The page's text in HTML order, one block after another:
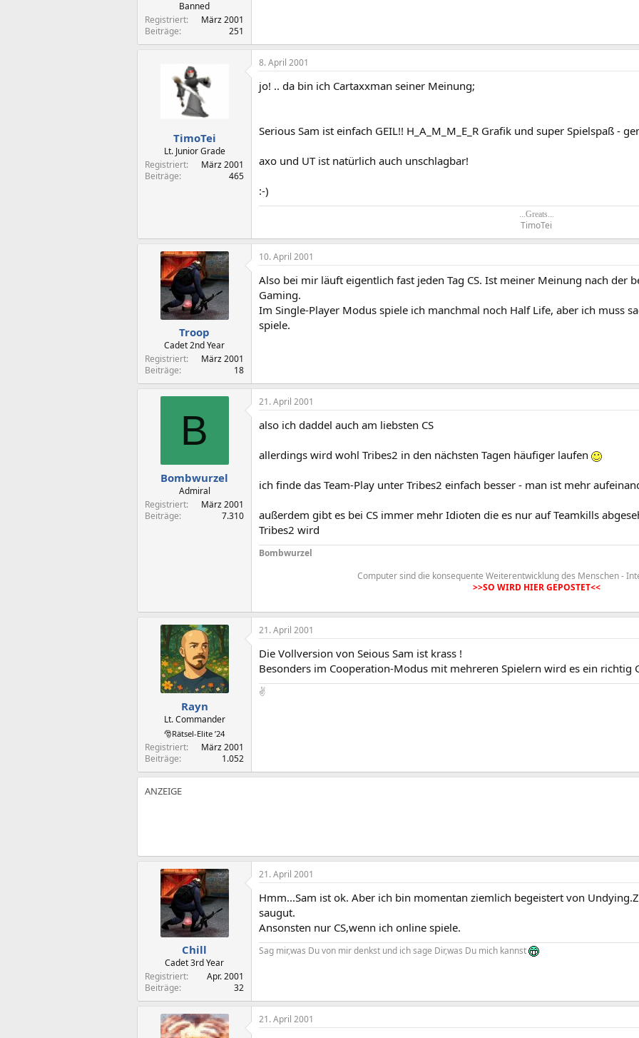
Banned
Registriert
März 2001
Beiträge
251
TimoTei
Lt. Junior Grade
Registriert
März 2001
Beiträge
465
8. April 2001
jo! .. da bin ich Cartaxxman seiner Meinung;
Serious Sam ist einfach GEIL!! H_A_M_M_E_R Grafik und super Spielspaß -
axo und UT ist natürlich auch unschlagbar!
:-)
...Greats...
TimoTei​
Troop
Cadet 2nd Year
Registriert
März 2001
Beiträge
18
10. April 2001
Also bei mir läuft eigentlich fast jeden Tag CS. Ist meiner Meinung nach der
Gaming.
Im Single-Player Modus spiele ich manchmal noch Half Life, aber ich muss
spiele.
B
Bombwurzel
Admiral
Registriert
März 2001
Beiträge
7.310
21. April 2001
also ich daddel auch am liebsten CS
allerdings wird wohl Tribes2 in den nächsten Tagen häufiger laufen
ich finde das Team-Play unter Tribes2 einfach besser - man ist mehr
außerdem gibt es bei CS immer mehr Idioten die es nur auf Teamkills
Tribes2 wird
Bombwurzel
Computer sind die konsequente Weiterentwicklung des Menschen -
>>SO WIRD HIER GEPOSTET<<
Rayn
Lt. Commander
🎅Rätsel-Elite ’24
Registriert
März 2001
Beiträge
1.052
21. April 2001
Die Vollversion von Seious Sam ist krass !
Besonders im Cooperation-Modus mit mehreren Spielern wird es ein richtig
✌️
Chill
Cadet 3rd Year
Registriert
Apr. 2001
Beiträge
32
21. April 2001
Hmm...Sam ist ok. Aber ich bin momentan ziemlich begeistert von
saugut.
Ansonsten nur CS,wenn ich online spiele.
Sag mir,was Du von mir denkst und ich sage Dir,was Du mich kannst
21. April 2001